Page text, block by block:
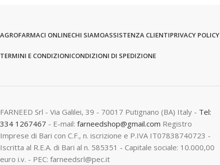
AGROFARMACI ONLINECHI SIAMOASSISTENZA CLIENTIPRIVACY POLICY
TERMINI E CONDIZIONICONDIZIONI DI SPEDIZIONE
FARNEED Srl - Via Galilei, 39 - 70017 Putignano (BA) Italy - Tel:
334 1267467 - E-mail: farneedshop@gmail.com Registro
Imprese di Bari con C.F., n. iscrizione e P.IVA IT07838740723 -
Iscritta al R.E.A. di Bari al n. 585351 - Capitale sociale: 10.000,00
euro i.v. - PEC: farneedsrl@pec.it